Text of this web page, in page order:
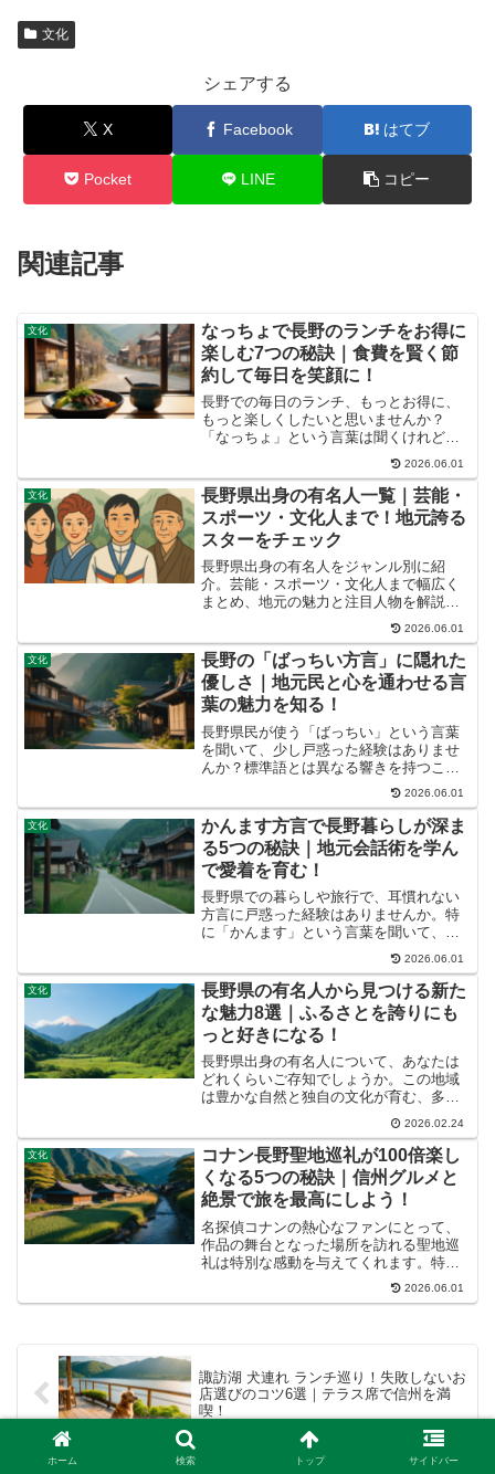
文化
シェアする
X Facebook はてブ
Pocket LINE コピー
関連記事
文化
なっちょで長野のランチをお得に
楽しむ7つの秘訣｜食費を賢く節
約して毎日を笑顔に！
長野での毎日のランチ、もっとお得に、
もっと楽しくしたいと思いませんか？
「なっちょ」という言葉は聞くけれど、
具体的にどんなサービスなのか、どうす
れば最大限に活用できるのか、疑問に感
じている方もいらっしゃるかもしれませ
ん。この記事では、長野の食...
2026.06.01
文化
長野県出身の有名人一覧｜芸能・
スポーツ・文化人まで！地元誇る
スターをチェック
長野県出身の有名人をジャンル別に紹
介。芸能・スポーツ・文化人まで幅広く
まとめ、地元の魅力と注目人物を解説し
2026.06.01
文化
長野の「ばっちい方言」に隠れた
優しさ｜地元民と心を通わせる言
葉の魅力を知る！
長野県民が使う「ばっちい」という言葉
を聞いて、少し戸惑った経験はありませ
んか？標準語とは異なる響きを持つこの
方言には、実は長野ならではの温かさや
地域性が込められています。この記事で
は、「ばっちい」の本当の意味から、長
野の豊かな方言文化、そし...
2026.06.01
文化
かんます方言で長野暮らしが深ま
る5つの秘訣｜地元会話術を学ん
で愛着を育む！
長野県での暮らしや旅行で、耳慣れない
方言に戸惑った経験はありませんか。特
に「かんます」という言葉を聞いて、
「どういう意味だろう？」と疑問に感じ
た方もいるかもしれませんね。この記事
では、「かんます」方言の正しい意味や
使い方を深掘りし、長野の生...
2026.06.01
文化
長野県の有名人から見つける新た
な魅力8選｜ふるさとを誇りにも
っと好きになる！
長野県出身の有名人について、あなたは
どれくらいご存知でしょうか。この地域
は豊かな自然と独自の文化が育む、多種
多様な才能の宝庫として知られていま
す。この記事では、長野県が誇るスター
たちの分野を深く掘り下げ、彼らを育ん
だ地域の魅力と、地元愛あふ...
2026.02.24
文化
コナン長野聖地巡礼が100倍楽し
くなる5つの秘訣｜信州グルメと
絶景で旅を最高にしよう！
名探偵コナンの熱心なファンにとって、
作品の舞台となった場所を訪れる聖地巡
礼は特別な感動を与えてくれます。特に
「県警の闇」編などで登場する長野県
は、大和敢助警部や上原由衣警部補など
2026.06.01
諏訪湖 犬連れ ランチ巡り！失敗しないお
店選びのコツ6選｜テラス席で信州を満
喫！
ホーム 検索 トップ サイドバー